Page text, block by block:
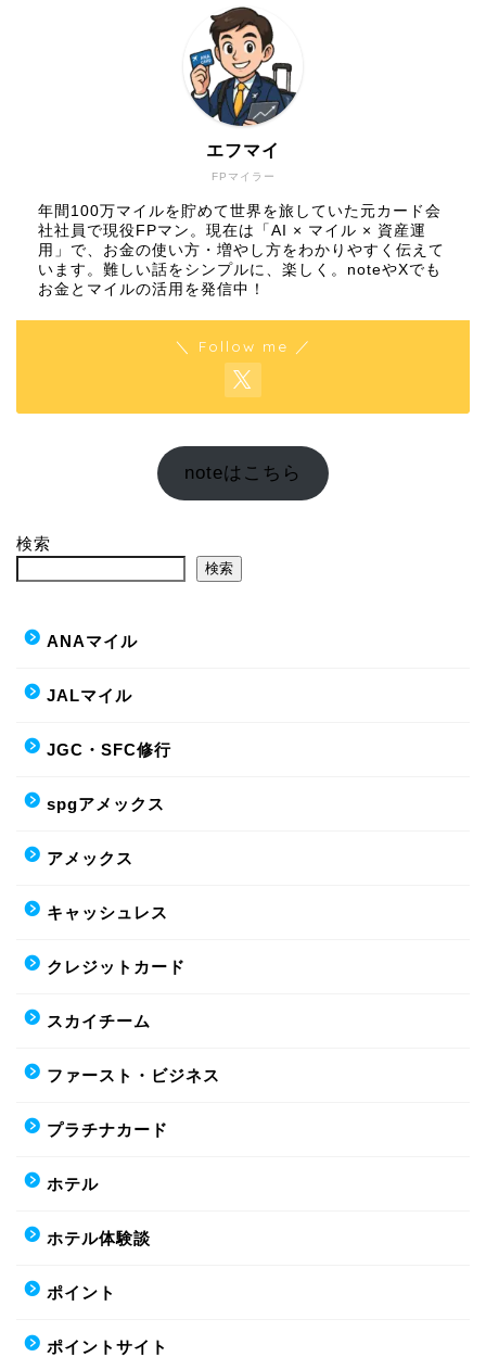
FPマイラー
エフマイ
年間100万マイルを貯めて世界を旅していた元カード会
社社員で現役FPマン。現在は「AI × マイル × 資産運
用」で、お金の使い方・増やし方をわかりやすく伝えて
います。難しい話をシンプルに、楽しく。noteやXでも
お金とマイルの活用を発信中！
＼ Follow me ／
noteはこちら
検索
検索
ANAマイル
JALマイル
JGC・SFC修行
spgアメックス
アメックス
キャッシュレス
クレジットカード
スカイチーム
ファースト・ビジネス
プラチナカード
ホテル
ホテル体験談
ポイント
ポイントサイト